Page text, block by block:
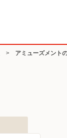
> アミューズメント